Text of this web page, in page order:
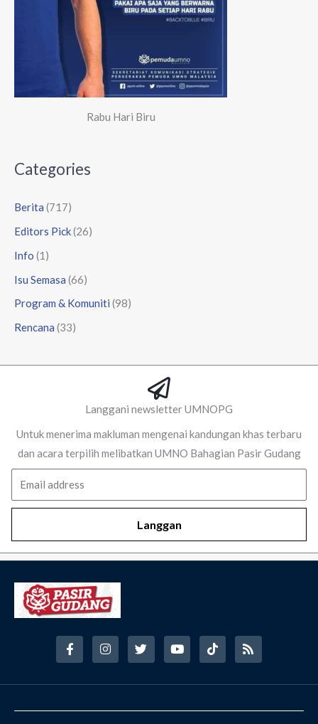
Rabu Hari Biru
Categories
Berita (717)
Editors Pick(26)
Info (1)
Isu Semasa (66)
Program & Komuniti (98)
Rencana (33)
Langgani newsletter UMNOPG
Untuk menerima makluman mengenai kandungan khas terbaru
dan acara terpilih melibatkan UMNO Bahagian Pasir Gudang
Langgan
F
a
c
b
o
I
n
s
a
r
T
w
i
t
r
Y
o
u
u
e
T
i
k
o
R
s
s